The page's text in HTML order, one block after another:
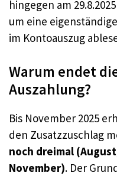
hingegen am
um eine
im Kontoauszug
Warum endet
Auszahlung?
Bis November 2025
den Zusatzzuschlag
noch dreimal
November). Der